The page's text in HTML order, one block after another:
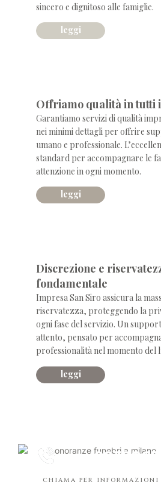
sincero e dignitoso alle famiglie.
leggi
Offriamo qualità in tutti
Garantiamo servizi di qualità
nei minimi dettagli per offrire
umano e professionale.
standard per accompagnare le
attenzione in ogni momento.
leggi
Discrezione e
fondamentale
Impresa San Siro assicura la
riservatezza, proteggendo la
ogni fase del servizio. Un
attento, pensato per
professionalità nel momento del
leggi
0232867
chiama per informazioni